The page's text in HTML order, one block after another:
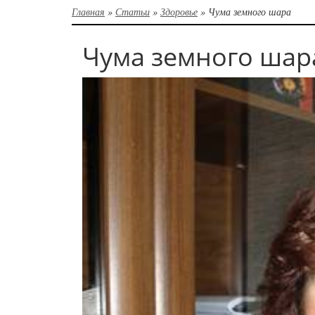
Главная » Статьи » Здоровье » Чума земного шара
Чума земного